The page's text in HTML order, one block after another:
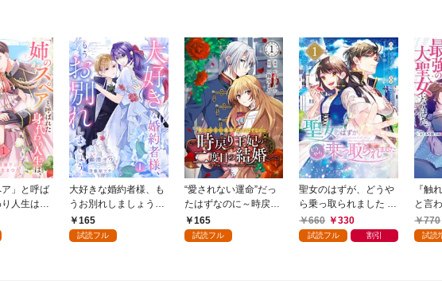
ア」と呼ば
人生は、
ことにし
自由を満
大好きな婚約者様、も
うお別れしましょう。
１165
試読フル
“愛されない運命”だっ
たはずなのに～時戻り
王妃の二度目の結婚～
１
165
試読フル
聖女のはずが、どうや
ら乗っ取られました 1
巻660 330
試読フル 割引
『触
と言
触れ
にな
770
試読